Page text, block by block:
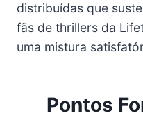
distribuídas que
fãs de thrillers da
uma mistura
Pontos